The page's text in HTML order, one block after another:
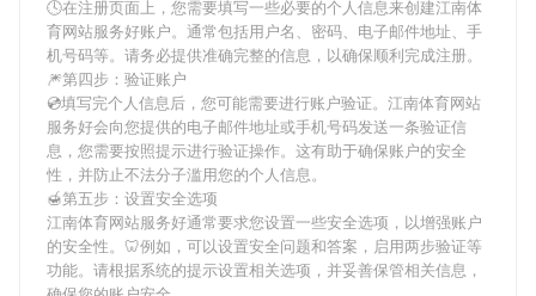
🕓在注册页面上，您需要填写一些必要的个人信息来创建江南体
育网站服务好账户。通常包括用户名、密码、电子邮件地址、手
机号码等。请务必提供准确完整的信息，以确保顺利完成注册。
🎆第四步：验证账户
💿填写完个人信息后，您可能需要进行账户验证。 江南体育网站
服务好会向您提供的电子邮件地址或手机号码发送一条验证信
息，您需要按照提示进行验证操作。这有助于确保账户的安全
性，并防止不法分子滥用您的个人信息。
🍯第五步：设置安全选项
江南体育网站服务好通常要求您设置一些安全选项，以增强账户
的安全性。🦷例如，可以设置安全问题和答案，启用两步验证等
功能。请根据系统的提示设置相关选项，并妥善保管相关信息，